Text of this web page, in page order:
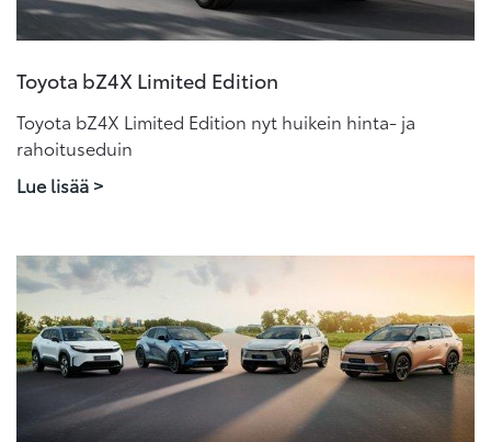
Toyota bZ4X Limited Edition
Toyota bZ4X Limited Edition nyt huikein hinta- ja
rahoituseduin
Lue lisää >